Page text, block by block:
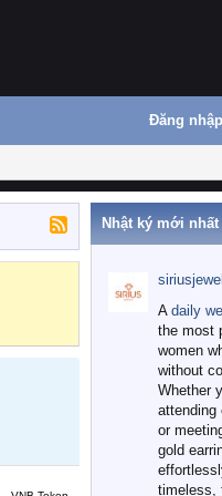
Đăng nhập
Nhật ký mới nhất
A daily
the most
women
without
Whether
attending
or
gold
timeless,